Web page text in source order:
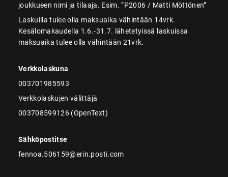
joukkueen nimi ja tilaaja. Esim. ”P2006 / Matti Möttönen”
Laskuilla tulee olla maksuaika vähintään 14vrk.
Kesälomakaudella 1.6.-31.7. lähetetyissä laskuissa
maksuaika tulee olla vähintään 21vrk.
Verkkolaskuna
003701985593
Verkkolaskujen välittäjä
003708599126 (OpenText)
Sähköpostitse
fennoa.506159@erin.posti.com